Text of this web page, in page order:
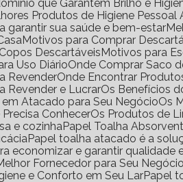
que Garantem Brilho e
Produtos de Higiene Pessoal
garantir sua saúde e bem-estar
Motivos para Comprar
Descartáveis
Motivos para
Uso Diário
Onde Comprar Saco
Revender
Onde Encontrar
Revender e Lucrar
Os Benefícios
em Atacado para Seu Negócio
Precisa Conhecer
Os Produtos de
e cozinha Papel Toalha
Papel toalha atacado é a
economizar e garantir qualidade
Fornecedor para Seu Negócio
e Conforto em Seu Lar Papel